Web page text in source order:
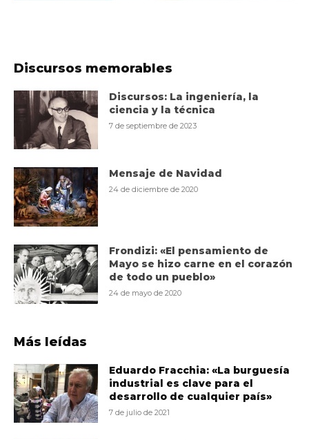
Discursos memorables
Discursos: La ingeniería, la
ciencia y la técnica
7 de septiembre de 2023
Mensaje de Navidad
24 de diciembre de 2020
Frondizi: «El pensamiento de
Mayo se hizo carne en el corazón
de todo un pueblo»
24 de mayo de 2020
Más leídas
Eduardo Fracchia: «La burguesía
industrial es clave para el
desarrollo de cualquier país»
7 de julio de 2021